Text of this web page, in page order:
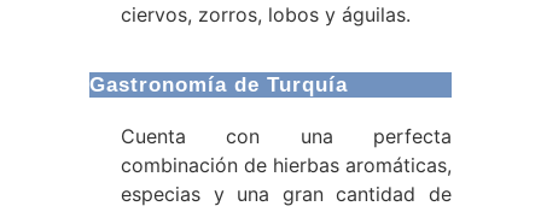
ciervos, zorros, lobos y águilas.
Gastronomía de Turquía
Cuenta con una perfecta
combinación de hierbas aromáticas,
especias y una gran cantidad de